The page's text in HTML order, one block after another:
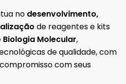
no desenvolvimento,
de reagentes e kits
Biologia Molecular,
de qualidade, com
com seus